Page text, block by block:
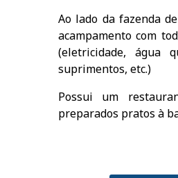
Ao lado da fazenda
acampamento com
(eletricidade, água
suprimentos, etc.)
Possui um
preparados pratos à